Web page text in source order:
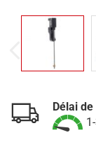
Délai